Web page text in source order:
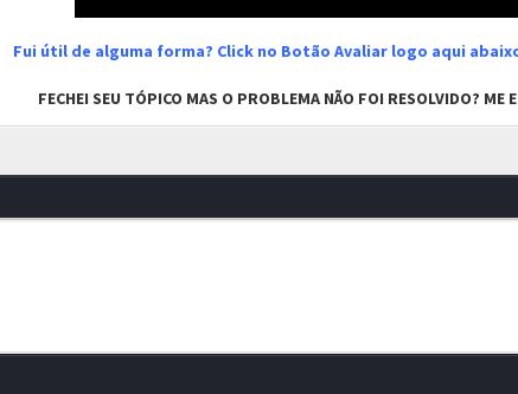
Fui útil de alguma forma? Click no Botão Avaliar logo aqui
FECHEI SEU TÓPICO MAS O PROBLEMA NÃO FOI RESOLVIDO? ME